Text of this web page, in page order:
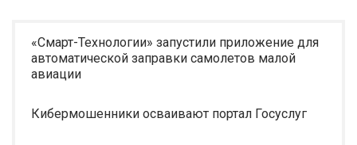
«Смарт-Технологии» запустили приложение для
автоматической заправки самолетов малой
авиации
Кибермошенники осваивают портал Госуслуг